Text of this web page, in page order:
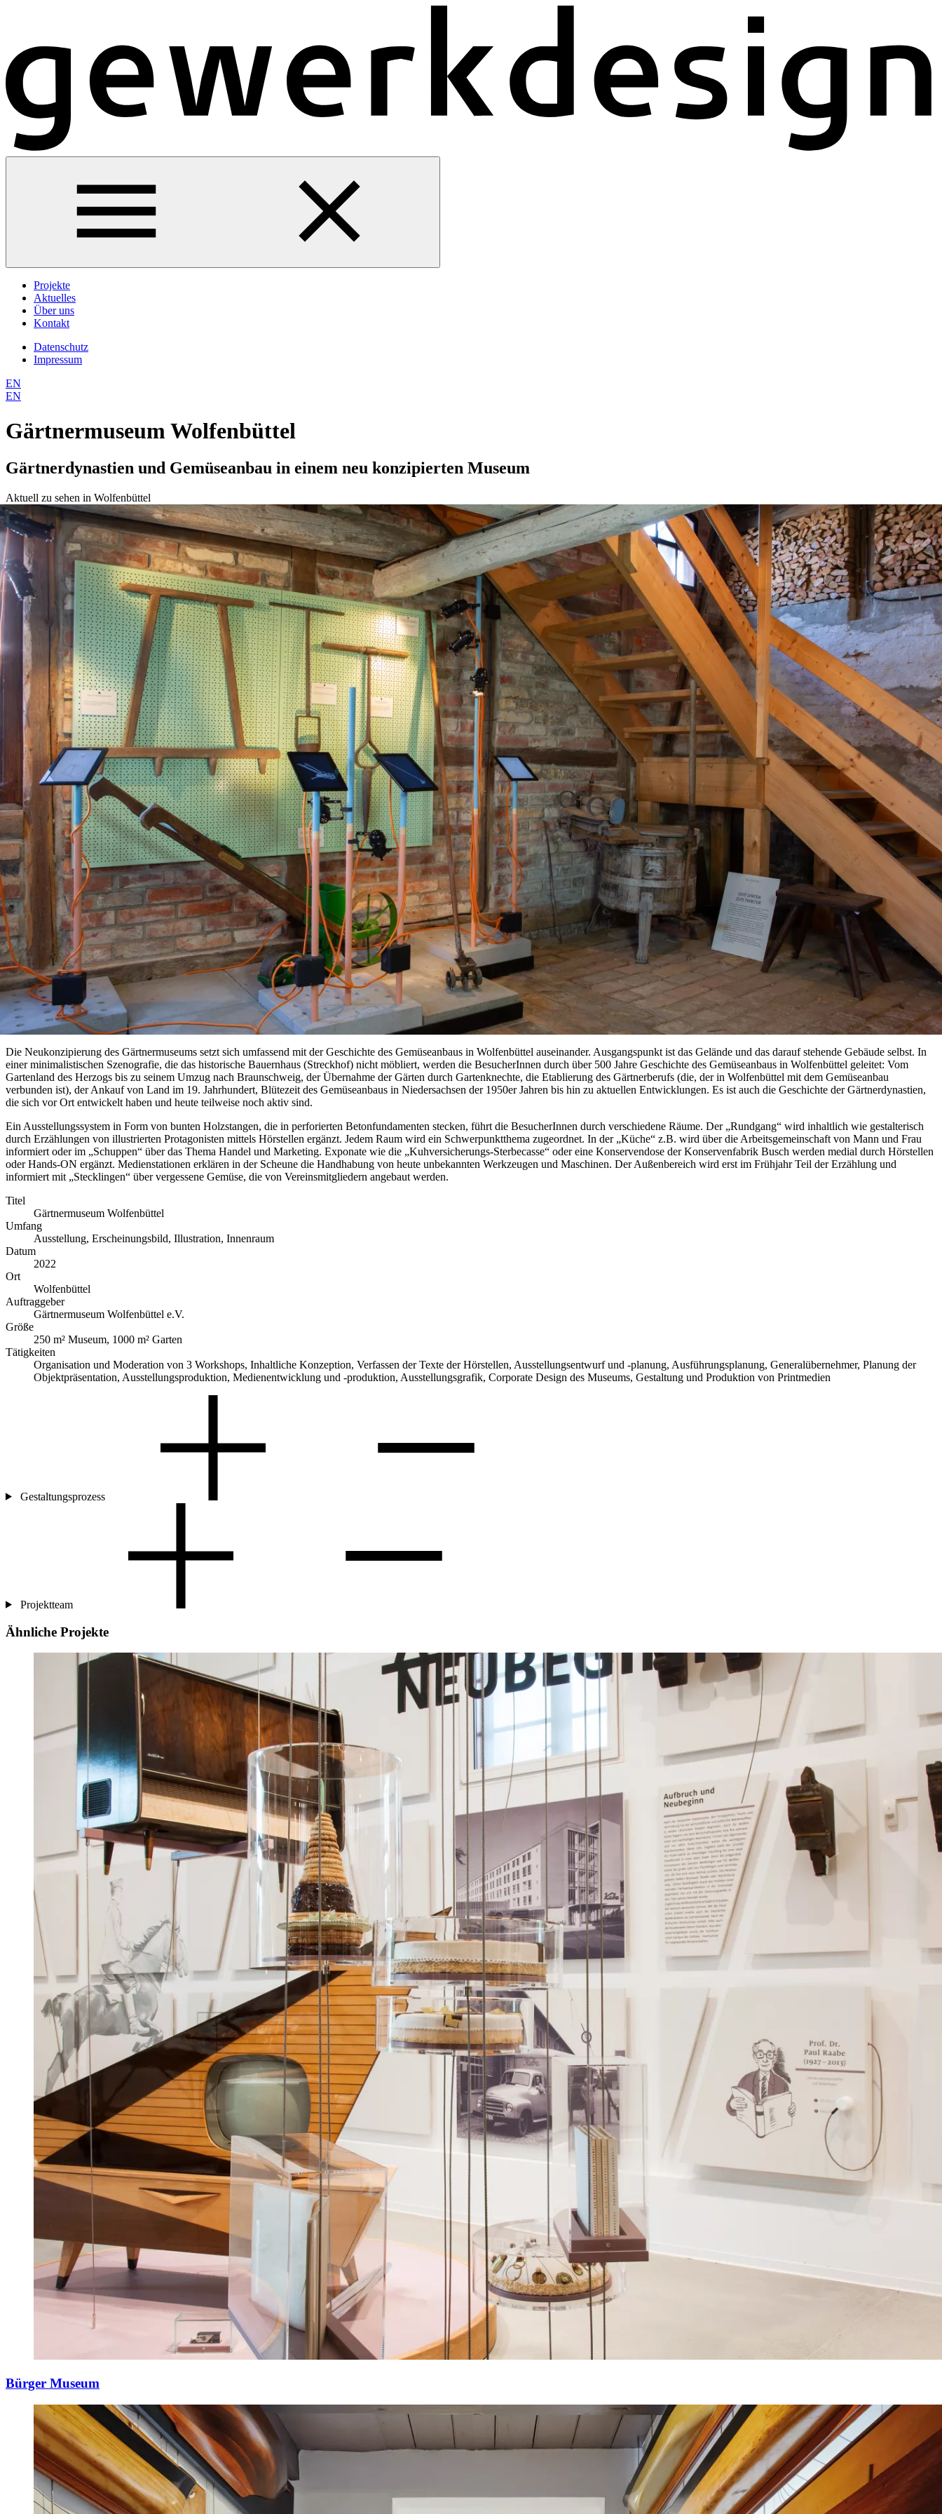
Projekte
Aktuelles
Über uns
Kontakt
Datenschutz
Impressum
EN
EN
Gärtnermuseum Wolfenbüttel
Gärtnerdynastien und Gemüseanbau in einem neu konzipierten Museum
Aktuell zu sehen in Wolfenbüttel
Die Neukonzipierung des Gärtnermuseums setzt sich umfassend mit der Geschichte des Gemüseanbaus in Wolfenbüttel auseinander. Ausgangspunkt ist das Gelände und das darauf stehende Gebäude selbst. In
einer minimalistischen Szenografie, die das historische Bauernhaus (Streckhof) nicht möbliert, werden die BesucherInnen durch über 500 Jahre Geschichte des Gemüseanbaus in Wolfenbüttel geleitet: Vom
Gartenland des Herzogs bis zu seinem Umzug nach Braunschweig, der Übernahme der Gärten durch Gartenknechte, die Etablierung des Gärtnerberufs (die, der in Wolfenbüttel mit dem Gemüseanbau
verbunden ist), der Ankauf von Land im 19. Jahrhundert, Blütezeit des Gemüseanbaus in Niedersachsen der 1950er Jahren bis hin zu aktuellen Entwicklungen. Es ist auch die Geschichte der Gärtnerdynastien,
die sich vor Ort entwickelt haben und heute teilweise noch aktiv sind.
Ein Ausstellungssystem in Form von bunten Holzstangen, die in perforierten Betonfundamenten stecken, führt die BesucherInnen durch verschiedene Räume. Der „Rundgang“ wird inhaltlich wie gestalterisch
durch Erzählungen von illustrierten Protagonisten mittels Hörstellen ergänzt. Jedem Raum wird ein Schwerpunktthema zugeordnet. In der „Küche“ z.B. wird über die Arbeitsgemeinschaft von Mann und Frau
informiert oder im „Schuppen“ über das Thema Handel und Marketing. Exponate wie die „Kuhversicherungs-Sterbecasse“ oder eine Konservendose der Konservenfabrik Busch werden medial durch Hörstellen
oder Hands-ON ergänzt. Medienstationen erklären in der Scheune die Handhabung von heute unbekannten Werkzeugen und Maschinen. Der Außenbereich wird erst im Frühjahr Teil der Erzählung und
informiert mit „Stecklingen“ über vergessene Gemüse, die von Vereinsmitgliedern angebaut werden.
Titel
Gärtnermuseum Wolfenbüttel
Umfang
Ausstellung, Erscheinungsbild, Illustration, Innenraum
Datum
2022
Ort
Wolfenbüttel
Auftraggeber
Gärtnermuseum Wolfenbüttel e.V.
Größe
250 m² Museum, 1000 m² Garten
Tätigkeiten
Organisation und Moderation von 3 Workshops, Inhaltliche Konzeption, Verfassen der Texte der Hörstellen, Ausstellungsentwurf und -planung, Ausführungsplanung, Generalübernehmer, Planung der
Objektpräsentation, Ausstellungsproduktion, Medienentwicklung und -produktion, Ausstellungsgrafik, Corporate Design des Museums, Gestaltung und Produktion von Printmedien
Gestaltungsprozess
Projektteam
Ähnliche Projekte
Bürger Museum